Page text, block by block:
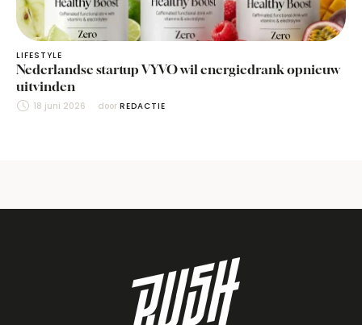
LIFESTYLE
Nederlandse startup VYVO wil energiedrank opnieuw
uitvinden
18 juni 2026 door REDACTIE